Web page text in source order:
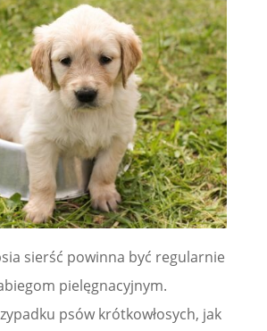
sierść powinna być regularnie
pielęgnacyjnym.
psów krótkowłosych, jak